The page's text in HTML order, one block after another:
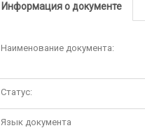
Информация о документе
Наименование документа:
Статус:
Язык документа